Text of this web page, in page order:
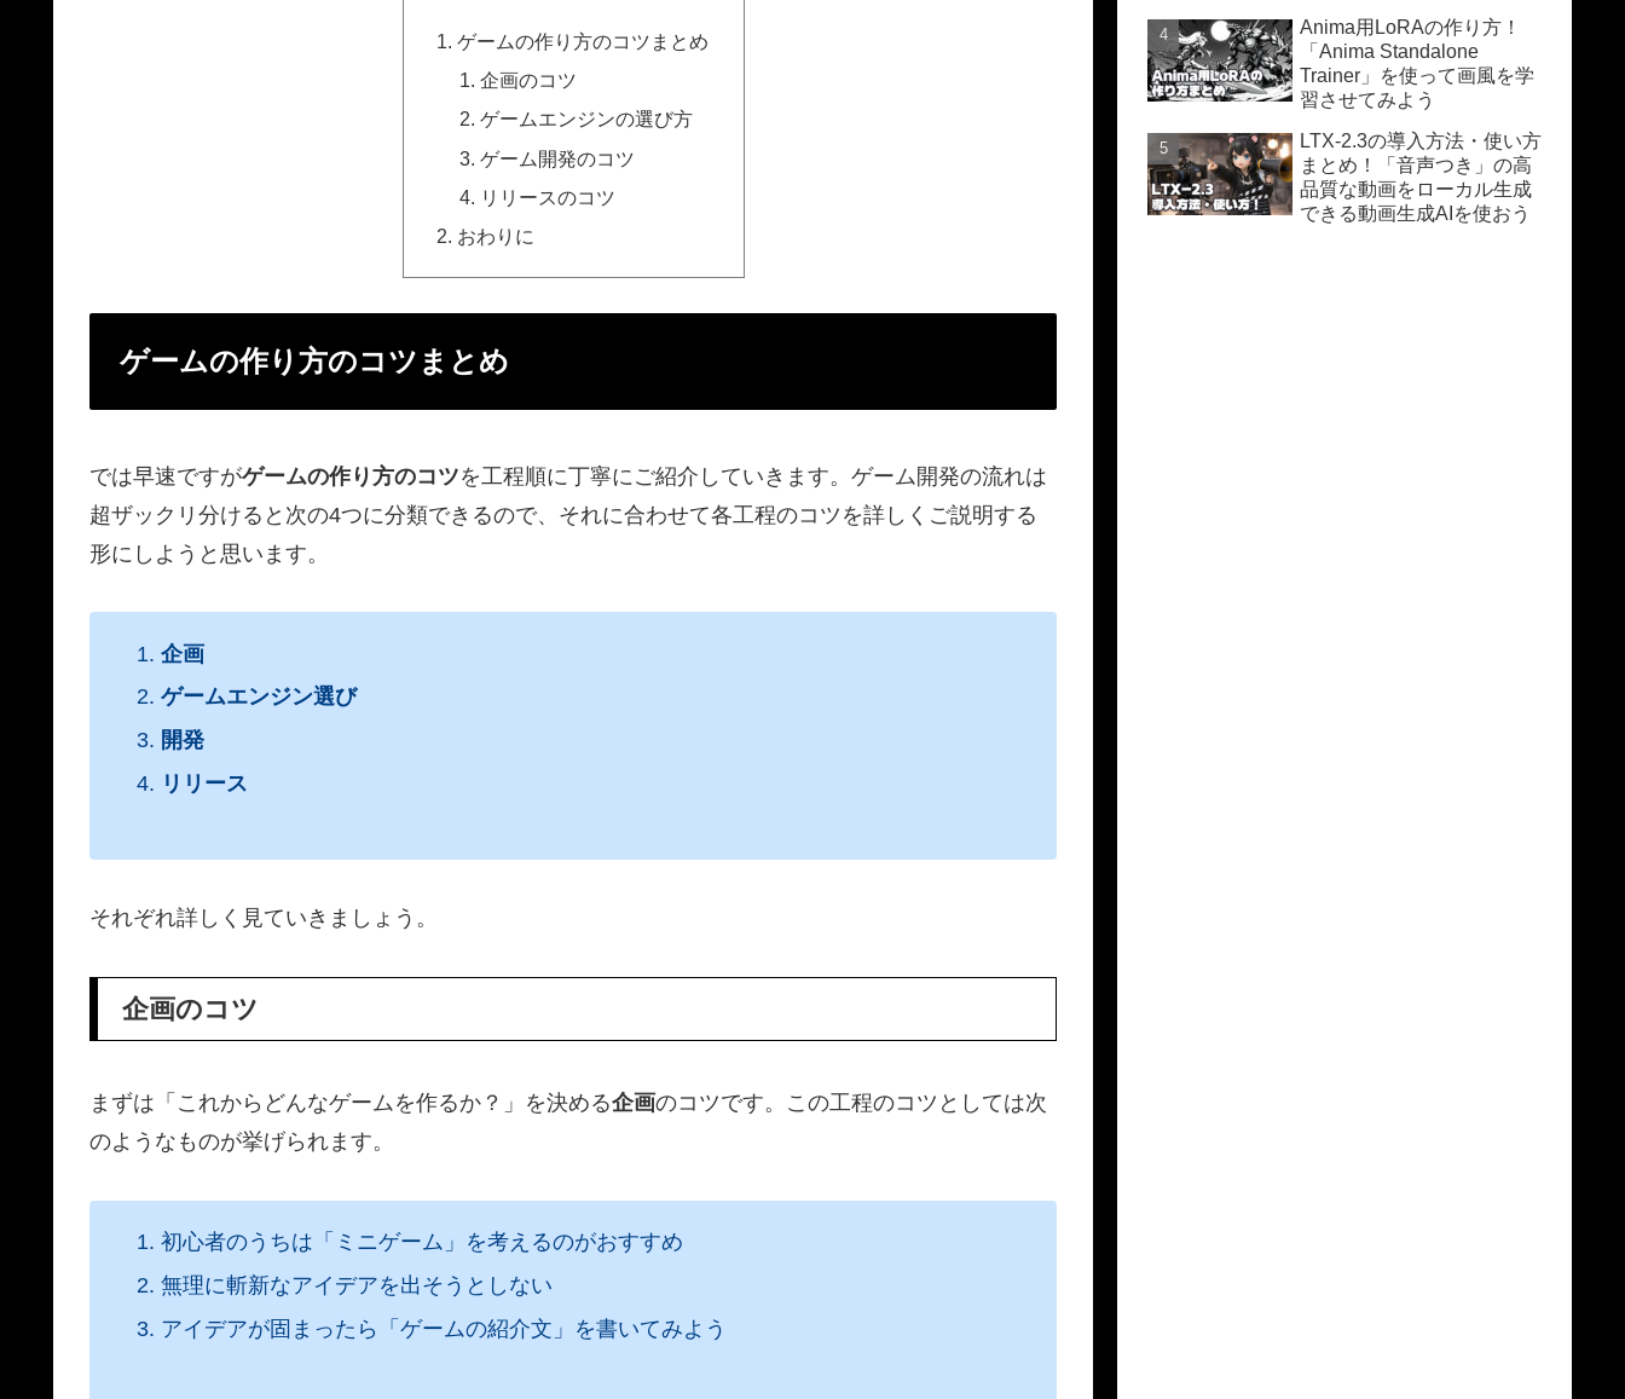
ゲームの作り方のコツまとめ
企画のコツ
ゲームエンジンの選び方
ゲーム開発のコツ
リリースのコツ
おわりに
ゲームの作り方のコツまとめ
では早速ですがゲームの作り方のコツを工程順に丁寧にご紹介していきます。ゲーム開発の流れは
超ザックリ分けると次の4つに分類できるので、それに合わせて各工程のコツを詳しくご説明する
形にしようと思います。
企画
ゲームエンジン選び
開発
リリース
それぞれ詳しく見ていきましょう。
企画のコツ
まずは「これからどんなゲームを作るか？」を決める企画のコツです。この工程のコツとしては次
のようなものが挙げられます。
初心者のうちは「ミニゲーム」を考えるのがおすすめ
無理に斬新なアイデアを出そうとしない
アイデアが固まったら「ゲームの紹介文」を書いてみよう
Anima用LoRAの作り方！
「Anima Standalone
Trainer」を使って画風を学
習させてみよう
LTX-2.3の導入方法・使い方
まとめ！「音声つき」の高
品質な動画をローカル生成
できる動画生成AIを使おう